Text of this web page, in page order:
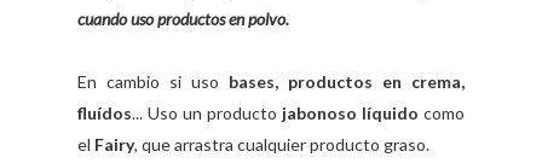
cuando uso productos en polvo.
En cambio si uso bases, productos en crema,
fluídos... Uso un producto jabonoso líquido como
el Fairy, que arrastra cualquier producto graso.